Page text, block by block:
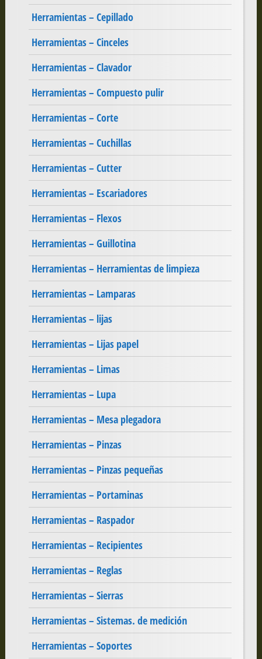
Herramientas – Cepillado
Herramientas – Cinceles
Herramientas – Clavador
Herramientas – Compuesto pulir
Herramientas – Corte
Herramientas – Cuchillas
Herramientas – Cutter
Herramientas – Escariadores
Herramientas – Flexos
Herramientas – Guillotina
Herramientas – Herramientas de limpieza
Herramientas – Lamparas
Herramientas – lijas
Herramientas – Lijas papel
Herramientas – Limas
Herramientas – Lupa
Herramientas – Mesa plegadora
Herramientas – Pinzas
Herramientas – Pinzas pequeñas
Herramientas – Portaminas
Herramientas – Raspador
Herramientas – Recipientes
Herramientas – Reglas
Herramientas – Sierras
Herramientas – Sistemas. de medición
Herramientas – Soportes